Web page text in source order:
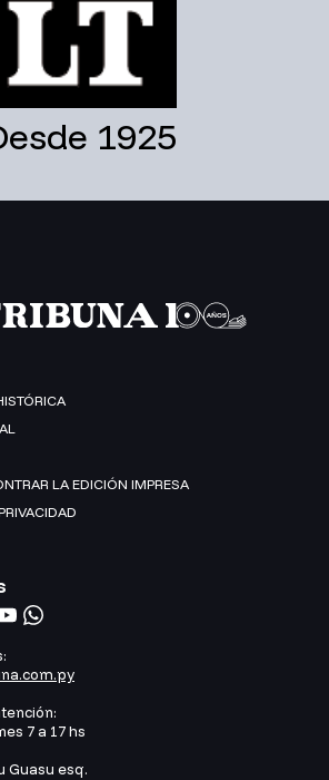
1925
LA EDICIÓN IMPRESA
7 a 17 hs
Guasu esq.